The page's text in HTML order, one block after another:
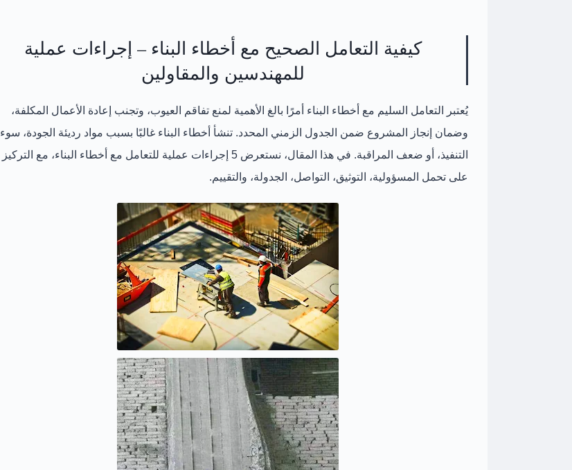
كيفية التعامل الصحيح مع أخطاء البناء – إجراءات عملية
للمهندسين والمقاولين
يُعتبر التعامل السليم مع أخطاء البناء أمرًا بالغ الأهمية لمنع تفاقم العيوب، وتجنب إعادة الأعمال المكلفة،
وضمان إنجاز المشروع ضمن الجدول الزمني المحدد. تنشأ أخطاء البناء غالبًا بسبب مواد رديئة الجودة، سوء
التنفيذ، أو ضعف المراقبة. في هذا المقال، نستعرض 5 إجراءات عملية للتعامل مع أخطاء البناء
، مع التركيز
على تحمل المسؤولية، التوثيق، التواصل، الجدولة، والتقييم.